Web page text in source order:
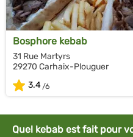
Bosphore kebab
31 Rue Martyrs
29270 Carhaix-Plouguer
3.4
Quel kebab est fait pour